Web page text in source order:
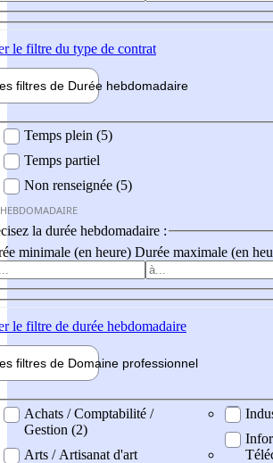
le filtre du type de contrat
filtres de Durée hebdomadaire
Temps plein (5)
Temps partiel
Non renseignée (5)
la durée hebdomadaire :
minimale (en heure) Durée maximale (en
le filtre de durée hebdomadaire
filtres de Domaine professionnel
professionel
Achats / Comptabilité /
Gestion (2)
Arts / Artisanat d'art